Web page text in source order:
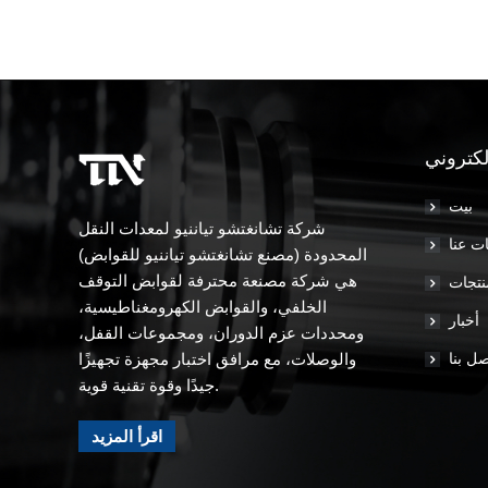
شركة تشانغتشو تياننيو لمعدات النقل
المحدودة (مصنع تشانغتشو تياننيو للقوابض)
هي شركة مصنعة محترفة لقوابض التوقف
الخلفي، والقوابض الكهرومغناطيسية،
ومحددات عزم الدوران، ومجموعات القفل،
والوصلات، مع مرافق اختبار مجهزة تجهيزًا
جيدًا وقوة تقنية قوية.
اقرأ المزيد
بيت
عنا
أخبار
بنا